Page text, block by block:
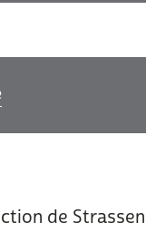
de Strassen